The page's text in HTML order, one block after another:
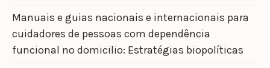
Manuais e guias nacionais e internacionais para
cuidadores de pessoas com dependência
funcional no domicilio: Estratégias biopolíticas